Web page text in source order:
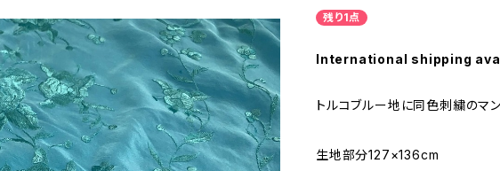
残り1点
International shipping
トルコブルー地に同色刺繍のマ
生地部分127×136cm